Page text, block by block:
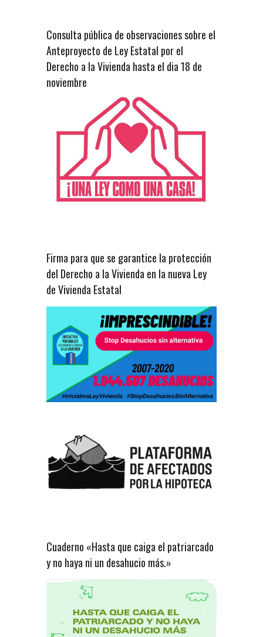
Consulta pública de observaciones sobre el
Anteproyecto de Ley Estatal por el
Derecho a la Vivienda hasta el dia 18 de
noviembre
Firma para que se garantice la protección
del Derecho a la Vivienda en la nueva Ley
de Vivienda Estatal
Cuaderno «Hasta que caiga el patriarcado
y no haya ni un desahucio más.»